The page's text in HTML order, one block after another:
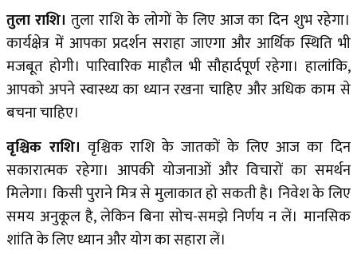
तुला राशि। तुला राशि के लोगों के लिए आज का दिन शुभ रहेगा।
कार्यक्षेत्र में आपका प्रदर्शन सराहा जाएगा और आर्थिक स्थिति भी
मजबूत होगी। पारिवारिक माहौल भी सौहार्दपूर्ण रहेगा। हालांकि,
आपको अपने स्वास्थ्य का ध्यान रखना चाहिए और अधिक काम से
बचना चाहिए।
वृश्चिक राशि। वृश्चिक राशि के जातकों के लिए आज का दिन
सकारात्मक रहेगा। आपकी योजनाओं और विचारों का समर्थन
मिलेगा। किसी पुराने मित्र से मुलाकात हो सकती है। निवेश के लिए
समय अनुकूल है, लेकिन बिना सोच-समझे निर्णय न लें। मानसिक
शांति के लिए ध्यान और योग का सहारा लें।